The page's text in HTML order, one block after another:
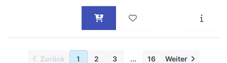
Zurück 1 2 3 ... 16 Weiter